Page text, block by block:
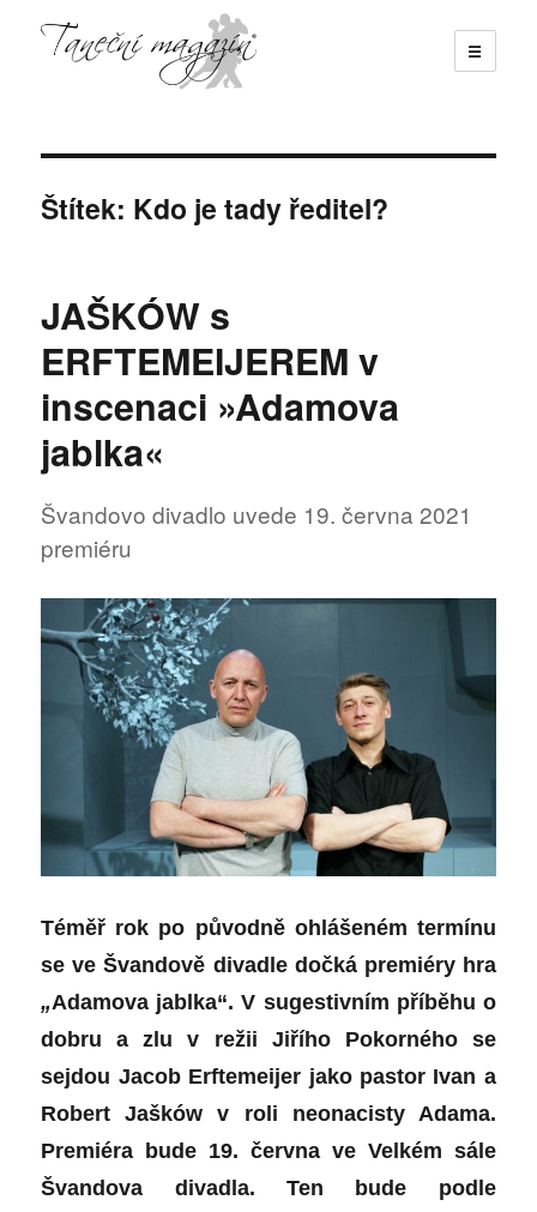
☰
Štítek: Kdo je tady ředitel?
JAŠKÓW s
ERFTEMEIJEREM v
inscenaci »Adamova
jablka«
Švandovo divadlo uvede 19. června 2021
premiéru
Téměř rok po původně ohlášeném termínu
se ve Švandově divadle dočká premiéry hra
„Adamova jablka“. V sugestivním příběhu o
dobru a zlu v režii Jiřího Pokorného se
sejdou Jacob Erftemeijer jako pastor Ivan a
Robert Jašków v roli neonacisty Adama.
Premiéra bude 19. června ve Velkém sále
Švandova divadla. Ten bude podle